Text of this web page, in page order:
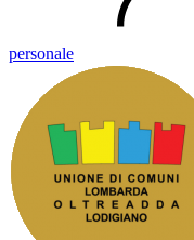
personale